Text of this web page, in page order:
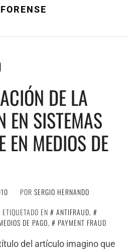
FORENSE
DE LA
EN SISTEMAS
EN MEDIOS DE
POR SERGIO HERNANDO
ETIQUETADO EN ANTIFRAUD,
DE PAGO,
PAYMENT FRAUD
del artículo imagino que